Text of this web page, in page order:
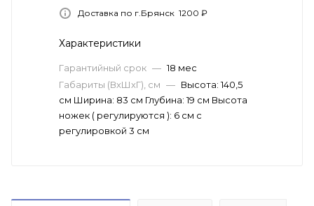
Доставка по г.Брянск 1200 ₽
Характеристики
Гарантийный срок — 18 мес
Габариты (ВхШхГ), см — Высота: 140,5
см Ширина: 83 см Глубина: 19 см Высота
ножек ( регулируются ): 6 см с
регулировкой 3 см